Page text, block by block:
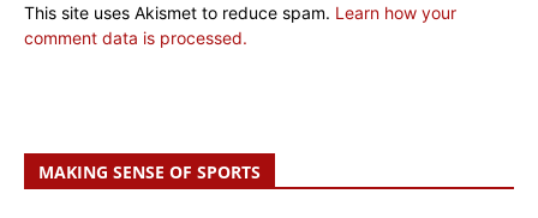
This site uses Akismet to reduce spam. Learn how your
comment data is processed.
MAKING SENSE OF SPORTS